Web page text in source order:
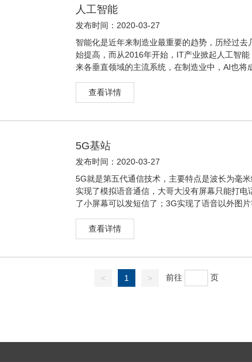
人工智能
发布时间：2020-03-27
智能化是近年来制造业最重要的趋势，历经过
始提高，而从2016年开始，IT产业掀起人工智
来各垂直领域的主流系统，在制造业中，AI也将
查看详情
5G基站
发布时间：2020-03-27
5G就是第五代通信技术，主要特点是波长为毫
实现了模拟语音通信，大哥大没有屏幕只能打
了小屏幕可以发短信了；3G实现了语音以外图
查看详情
< 1 > 前往 页